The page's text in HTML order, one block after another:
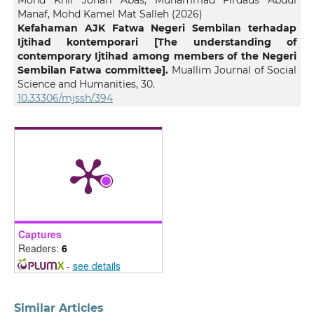
Manaf, Mohd Kamel Mat Salleh (2026)
Kefahaman AJK Fatwa Negeri Sembilan terhadap
Ijtihad kontemporari [The understanding of
contemporary Ijtihad among members of the Negeri
Sembilan Fatwa committee]. Muallim Journal of Social
Science and Humanities, 30.
10.33306/mjssh/394
Captures
Readers: 6
- see details
Similar Articles